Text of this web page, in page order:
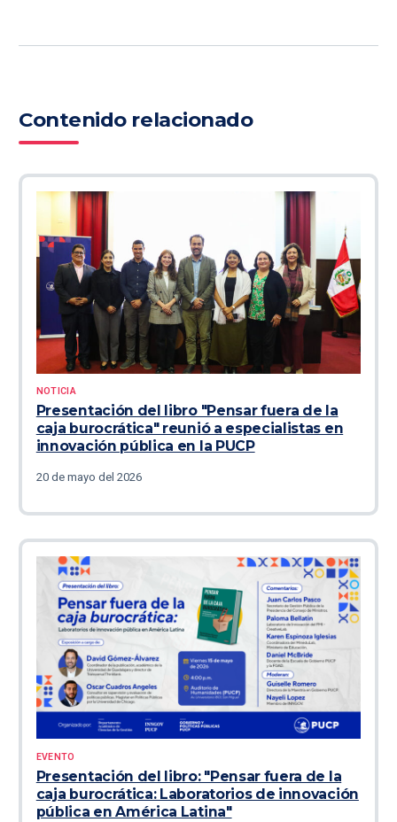
Contenido relacionado
NOTICIA
Presentación del libro "Pensar fuera de la
caja burocrática" reunió a especialistas en
innovación pública en la PUCP
20 de mayo del 2026
EVENTO
Presentación del libro: "Pensar fuera de la
caja burocrática: Laboratorios de innovación
pública en América Latina"